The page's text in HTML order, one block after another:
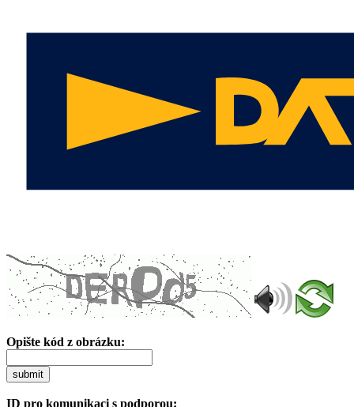
Opište kód z obrázku:
submit
ID pro komunikaci s podporou: